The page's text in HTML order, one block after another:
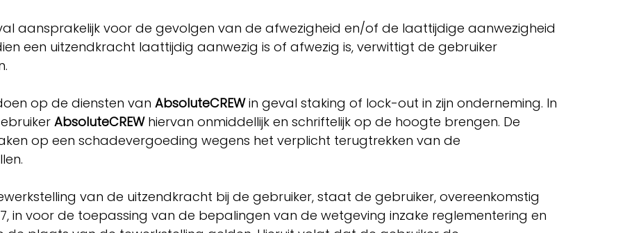
aansprakelijk voor de gevolgen van de afwezigheid en/of de laattijdige aanwezigheid
een uitzendkracht laattijdig aanwezig is of afwezig is, verwittigt de gebruiker
op de diensten van AbsoluteCREWin geval staking of lock-out in zijn onderneming. In
AbsoluteCREWhiervan onmiddellijk en schriftelijk op de hoogte brengen. De
op een schadevergoeding wegens het verplicht terugtrekken van de
van de uitzendkracht bij de gebruiker, staat de gebruiker, overeenkomstig
in voor de toepassing van de bepalingen van de wetgeving inzake reglementering en